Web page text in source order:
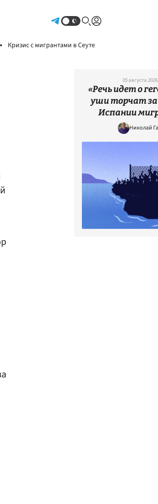
Кризис с мигрантами в Сеуте
05 августа
«Речь идет о
уши торчат
Испании
Николай